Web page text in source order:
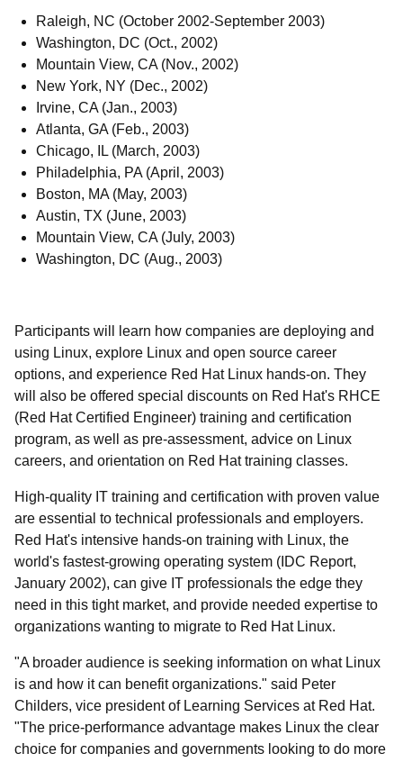
Raleigh, NC (October 2002-September 2003)
Washington, DC (Oct., 2002)
Mountain View, CA (Nov., 2002)
New York, NY (Dec., 2002)
Irvine, CA (Jan., 2003)
Atlanta, GA (Feb., 2003)
Chicago, IL (March, 2003)
Philadelphia, PA (April, 2003)
Boston, MA (May, 2003)
Austin, TX (June, 2003)
Mountain View, CA (July, 2003)
Washington, DC (Aug., 2003)
Participants will learn how companies are deploying and
using Linux, explore Linux and open source career
options, and experience Red Hat Linux hands-on. They
will also be offered special discounts on Red Hat's RHCE
(Red Hat Certified Engineer) training and certification
program, as well as pre-assessment, advice on Linux
careers, and orientation on Red Hat training classes.
High-quality IT training and certification with proven value
are essential to technical professionals and employers.
Red Hat's intensive hands-on training with Linux, the
world's fastest-growing operating system (IDC Report,
January 2002), can give IT professionals the edge they
need in this tight market, and provide needed expertise to
organizations wanting to migrate to Red Hat Linux.
"A broader audience is seeking information on what Linux
is and how it can benefit organizations." said Peter
Childers, vice president of Learning Services at Red Hat.
"The price-performance advantage makes Linux the clear
choice for companies and governments looking to do more